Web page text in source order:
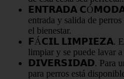
𝗘𝗡𝗧𝗥𝗔𝗗𝗔 𝗖Ó𝗠𝗢𝗗𝗔.
entrada y salida de
el bienestar.
𝗙Á𝗖𝗜𝗟 𝗟𝗜𝗠𝗣𝗜𝗘𝗭𝗔.
limpiar y se puede lavar a
𝗗𝗜𝗩𝗘𝗥𝗦𝗜𝗗𝗔𝗗. Para
para perros está